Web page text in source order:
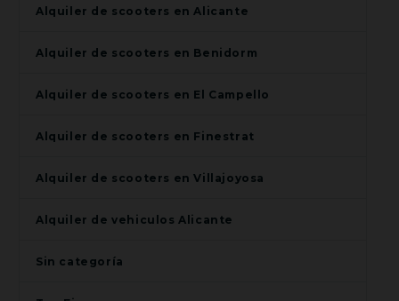
Alquiler de scooters en Alicante
Alquiler de scooters en Benidorm
Alquiler de scooters en El Campello
Alquiler de scooters en Finestrat
Alquiler de scooters en Villajoyosa
Alquiler de vehiculos Alicante
Sin categoría